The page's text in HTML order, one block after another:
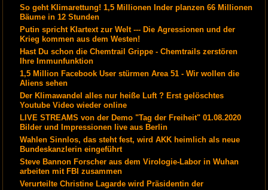
So geht Klimarettung! 1,5 Millionen Inder planzen 66 Millionen
Bäume in 12 Stunden
Putin spricht Klartext zur Welt --- Die Agressionen und der
Krieg kommen aus dem Westen!
Hast Du schon die Chemtrail Grippe - Chemtrails zerstören
Ihre Immunfunktion
1,5 Million Facebook User stürmen Area 51 - Wir wollen die
Aliens sehen
Der Klimawandel alles nur heiße Luft ? Erst gelöschtes
Youtube Video wieder online
LIVE STREAMS von der Demo "Tag der Freiheit" 01.08.2020
Bilder und Impressionen live aus Berlin
Wahlen Sinnlos, das steht fest, wird AKK heimlich als neue
Bundeskanzlerin eingeführt
Steve Bannon Forscher aus dem Virologie-Labor in Wuhan
arbeiten mit FBI zusammen
Verurteilte Christine Lagarde wird Präsidentin der